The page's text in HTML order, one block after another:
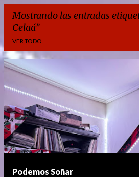
Mostrando las entradas
Celaá
VER TODO
n
t
r
a
d
Podemos Soñar